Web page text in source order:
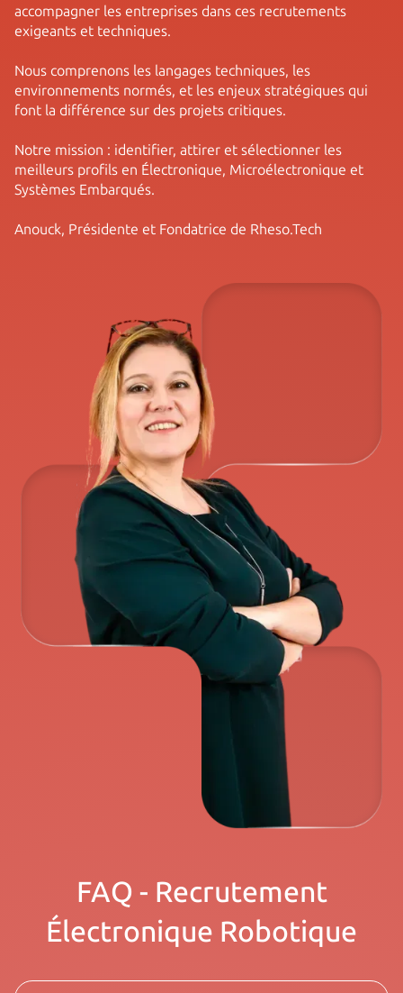
accompagner les entreprises dans ces recrutements
exigeants et techniques.
Nous comprenons les langages techniques, les
environnements normés, et les enjeux stratégiques qui
font la différence sur des projets critiques.
Notre mission : identifier, attirer et sélectionner les
meilleurs profils en Électronique, Microélectronique et
Systèmes Embarqués.
Anouck, Présidente et Fondatrice de Rheso.Tech
FAQ - Recrutement
Électronique Robotique